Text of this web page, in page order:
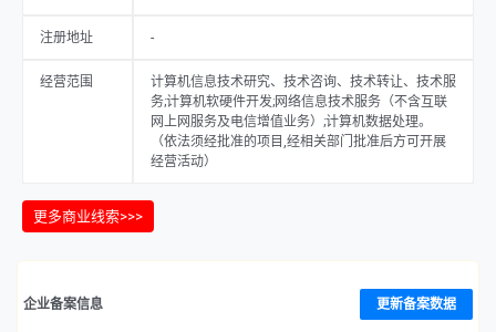
注册地址 -
经营范围
计算机信息技术研究、技术咨询、技术转让、技术服
务;计算机软硬件开发;网络信息技术服务（不含互联
网上网服务及电信增值业务）;计算机数据处理。
（依法须经批准的项目,经相关部门批准后方可开展
经营活动）
更多商业线索>>>
企业备案信息 更新备案数据